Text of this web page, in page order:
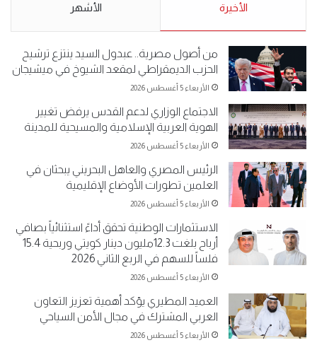
الأخيرة الأشهر
من أصول مصرية.. عبدول السيد ينتزع ترشيح
الحزب الديمقراطي لمقعد الشيوخ في ميشيجان
الأربعاء 5 أغسطس 2026
الاجتماع الوزاري لدعم القدس يرفض تغيير
الهوية العربية الإسلامية والمسيحية للمدينة
الأربعاء 5 أغسطس 2026
الرئيس المصري والعاهل البحريني يبحثان في
العلمين تطورات الأوضاع الإقليمية
الأربعاء 5 أغسطس 2026
الاستثمارات الوطنية تحقق أداءً استثنائياً بصافي
أرباح بلغت 12.3مليون دينار كويتي وربحية 15.4
فلساً للسهم في الربع الثاني 2026
الأربعاء 5 أغسطس 2026
العميد المطيري يؤكد أهمية تعزيز التعاون
العربي المشترك في مجال الأمن السياحي
الأربعاء 5 أغسطس 2026